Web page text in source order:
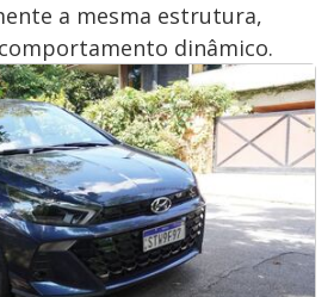
a mesma estrutura,
dinâmico.